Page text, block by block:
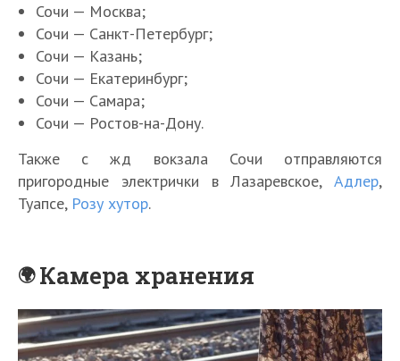
Сочи — Москва;
Сочи — Санкт-Петербург;
Сочи — Казань;
Сочи — Екатеринбург;
Сочи — Самара;
Сочи — Ростов-на-Дону.
Также с жд вокзала Сочи отправляются
пригородные электрички в Лазаревское, Адлер,
Туапсе, Розу хутор.
Камера хранения